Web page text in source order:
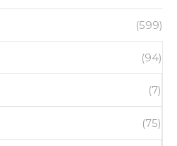
(599)
(94)
(7)
(75)